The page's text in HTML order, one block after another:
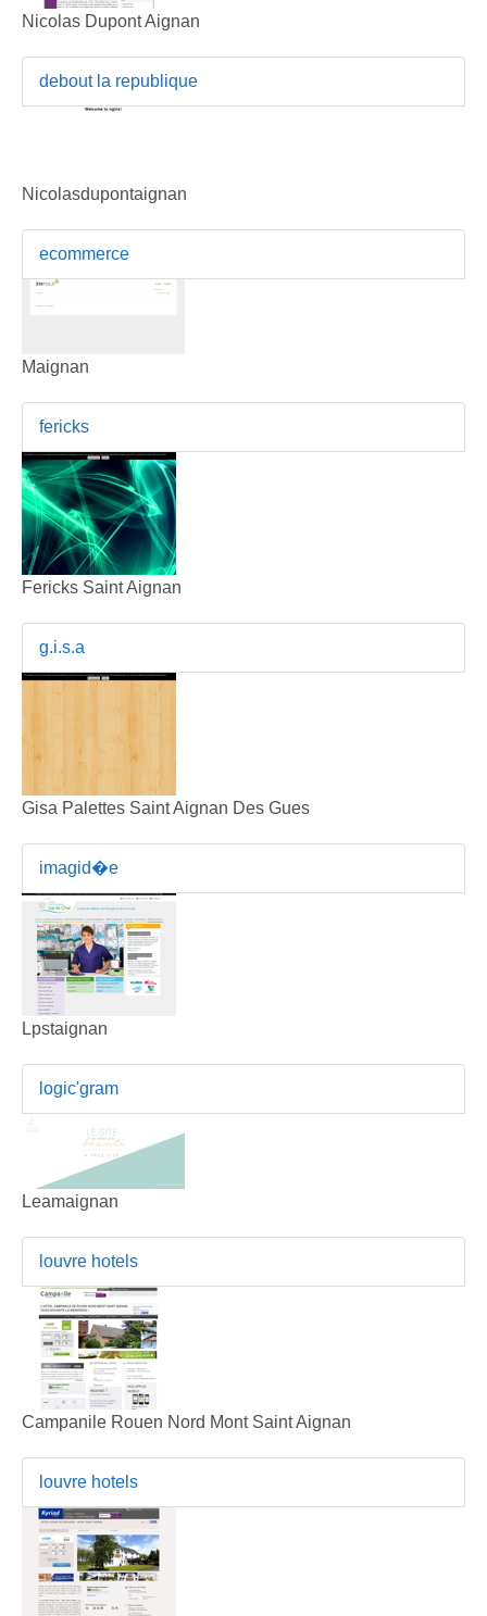
Nicolas Dupont Aignan
debout la republique
Nicolasdupontaignan
ecommerce
Maignan
fericks
Fericks Saint Aignan
g.i.s.a
Gisa Palettes Saint Aignan Des Gues
imagid�e
Lpstaignan
logic'gram
Leamaignan
louvre hotels
Campanile Rouen Nord Mont Saint Aignan
louvre hotels